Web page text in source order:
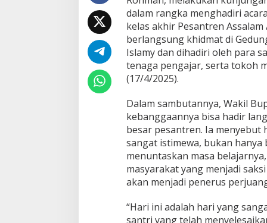
a
n
t
r
e
n
A
s
a
l
a
m
s
l
m
S
u
dalam rangka menghadiri
kelas akhir Pesantren
berlangsung khidmat di
Islamy dan dihadiri oleh para
tenaga pengajar, serta tokoh
(17/4/2025).
Dalam sambutannya, Wakil
kebanggaannya bisa hadir
besar pesantren. Ia menyebut
sangat istimewa, bukan
menuntaskan masa
masyarakat yang menjadi
akan menjadi penerus
“Hari ini adalah hari yang
santri yang telah